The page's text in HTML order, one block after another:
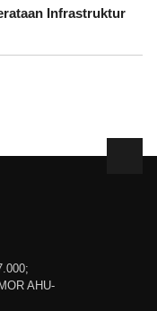
Infrastruktur
AHU-